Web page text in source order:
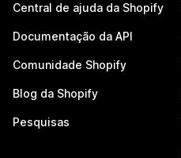
Central de ajuda da Shopify
Documentação da API
Comunidade Shopify
Blog da Shopify
Pesquisas